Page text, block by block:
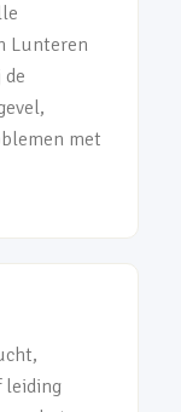
Lunteren
met
leiding